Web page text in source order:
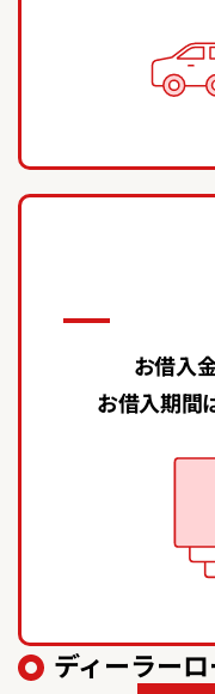
お借入
お借入期間
ディーラー